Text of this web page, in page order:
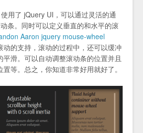
用了 jQuery UI，可以通过灵活的通
条。同时可以定义垂直的和水平的滚
Aaron jquery mouse-wheel
动的支持，滚动的过程中，还可以缓冲
滑。可以自动调整滚动条的位置并且
等。总之，你知道非常好用就好了。